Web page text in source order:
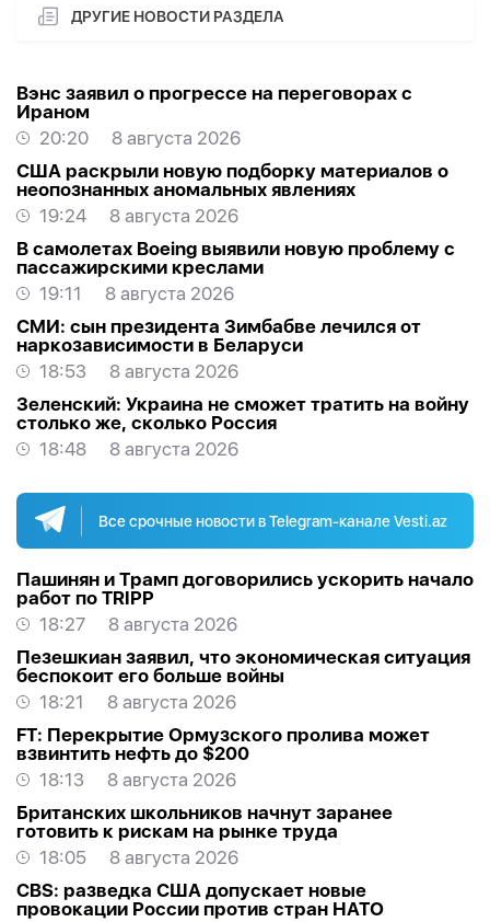
ДРУГИЕ НОВОСТИ РАЗДЕЛА
Вэнс заявил о прогрессе на переговорах с
Ираном
20:20
8 августа 2026
США раскрыли новую подборку материалов о
неопознанных аномальных явлениях
19:24
8 августа 2026
В самолетах Boeing выявили новую проблему с
пассажирскими креслами
19:11
8 августа 2026
СМИ: сын президента Зимбабве лечился от
наркозависимости в Беларуси
18:53
8 августа 2026
Зеленский: Украина не сможет тратить на войну
столько же, сколько Россия
18:48
8 августа 2026
Все срочные новости в Telegram-канале Vesti.az
Пашинян и Трамп договорились ускорить начало
работ по TRIPP
18:27
8 августа 2026
Пезешкиан заявил, что экономическая ситуация
беспокоит его больше войны
18:21
8 августа 2026
FT: Перекрытие Ормузского пролива может
взвинтить нефть до $200
18:13
8 августа 2026
Британских школьников начнут заранее
готовить к рискам на рынке труда
18:05
8 августа 2026
CBS: разведка США допускает новые
провокации России против стран НАТО